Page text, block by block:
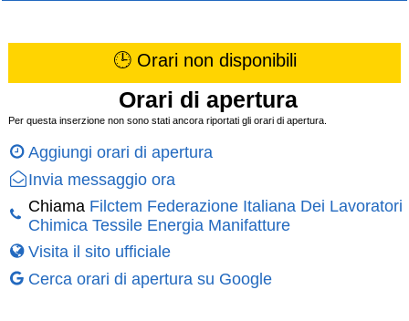
🕒 Orari non disponibili
Orari di apertura
Per questa inserzione non sono stati ancora riportati gli orari di apertura.
Aggiungi orari di apertura
Invia messaggio ora
Chiama Filctem Federazione Italiana Dei Lavoratori
Chimica Tessile Energia Manifatture
Visita il sito ufficiale
Cerca orari di apertura su Google